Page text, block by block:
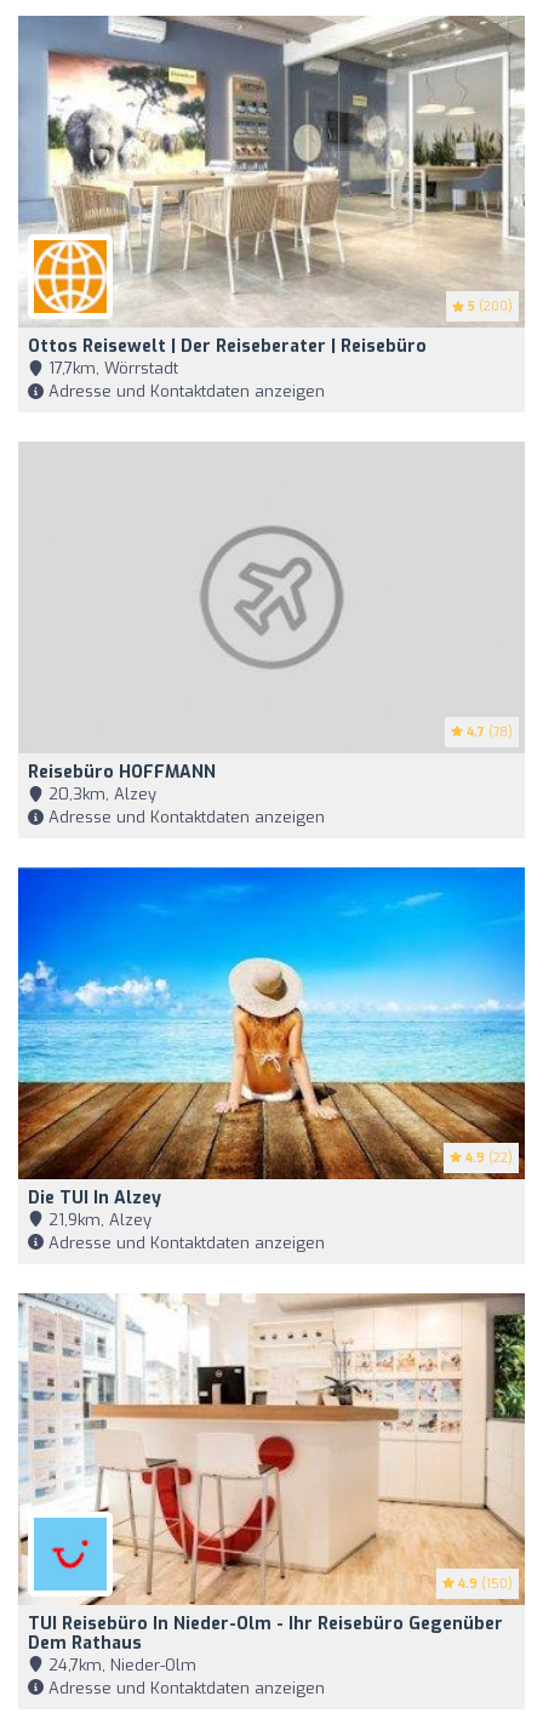
5 (200)
Ottos Reisewelt | Der Reiseberater | Reisebüro
17,7km, Wörrstadt
Adresse und Kontaktdaten anzeigen
4.7 (78)
Reisebüro HOFFMANN
20,3km, Alzey
Adresse und Kontaktdaten anzeigen
4.9 (22)
Die TUI In Alzey
21,9km, Alzey
Adresse und Kontaktdaten anzeigen
4.9 (150)
TUI Reisebüro In Nieder-Olm - Ihr Reisebüro Gegenüber
Dem Rathaus
24,7km, Nieder-Olm
Adresse und Kontaktdaten anzeigen